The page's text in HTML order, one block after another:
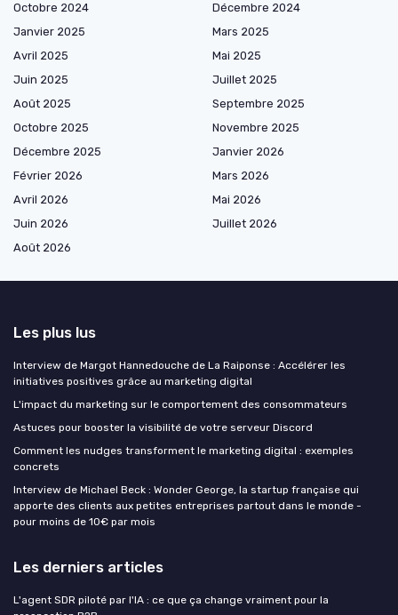
Octobre 2024
Décembre 2024
Janvier 2025
Mars 2025
Avril 2025
Mai 2025
Juin 2025
Juillet 2025
Août 2025
Septembre 2025
Octobre 2025
Novembre 2025
Décembre 2025
Janvier 2026
Février 2026
Mars 2026
Avril 2026
Mai 2026
Juin 2026
Juillet 2026
Août 2026
Les plus lus
Interview de Margot Hannedouche de La Raiponse : Accélérer les
initiatives positives grâce au marketing digital
L'impact du marketing sur le comportement des consommateurs
Astuces pour booster la visibilité de votre serveur Discord
Comment les nudges transforment le marketing digital : exemples
concrets
Interview de Michael Beck : Wonder George, la startup française qui
apporte des clients aux petites entreprises partout dans le monde -
pour moins de 10€ par mois
Les derniers articles
L'agent SDR piloté par l'IA : ce que ça change vraiment pour la